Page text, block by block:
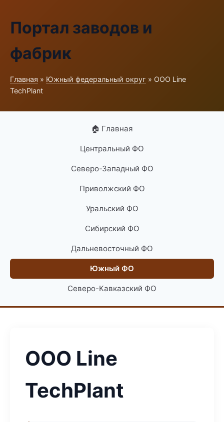
Портал заводов и
фабрик
Главная » Южный федеральный округ » ООО Line
TechPlant
🏠 Главная
Центральный ФО
Северо-Западный ФО
Приволжский ФО
Уральский ФО
Сибирский ФО
Дальневосточный ФО
Южный ФО
Северо-Кавказский ФО
ООО Line
TechPlant